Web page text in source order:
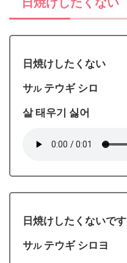
日焼けしたくない
サルテウギ シロ
살 태우기 싫어
日焼けしたくないです
サルテウギ シロヨ